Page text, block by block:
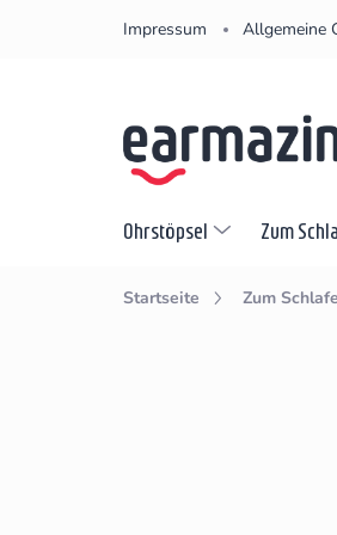
Impressum Allgemeine
Ohrstöpsel Zum
Startseite Zum